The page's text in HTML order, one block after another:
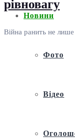
Новини
Фото
Відео
рівновагу
Війна ранить не